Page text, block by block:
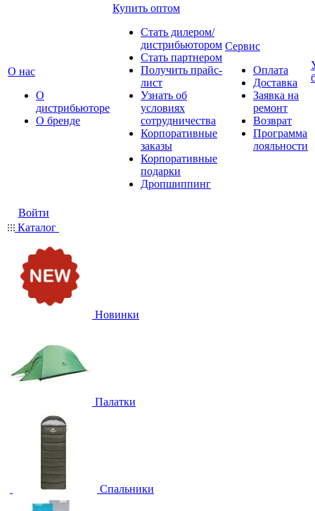
О нас
О
дистрибьюторе
О бренде
Купить оптом
Стать дилером/
дистрибьютором
Стать партнером
Получить прайс-
лист
Узнать об
условиях
сотрудничества
Корпоративные
заказы
Корпоративные
подарки
Дропшиппинг
Сервис
Оплата
Доставка
Заявка на
ремонт
Возврат
Программа
лояльности
Войти
Каталог
Новинки
Палатки
Спальники